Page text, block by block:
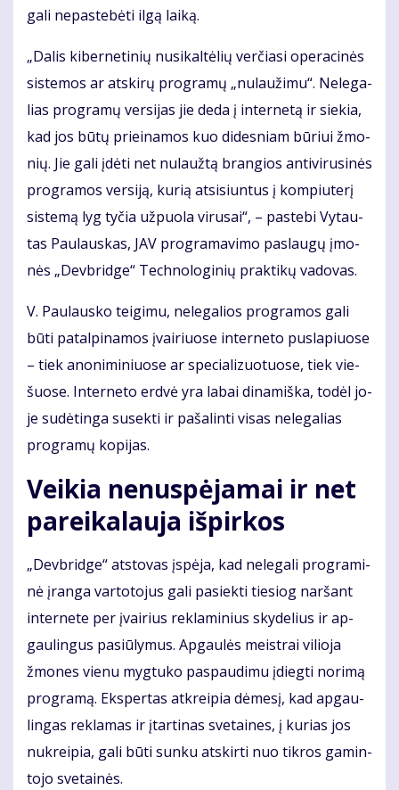
ga­li ne­pa­ste­bė­ti il­gą lai­ką.
„Da­lis ki­ber­ne­ti­nių nu­si­kal­tė­lių ver­čia­si ope­ra­ci­nės
sis­te­mos ar at­ski­rų pro­gra­mų „nu­lau­ži­mu“. Ne­le­ga­
lias pro­gra­mų ver­si­jas jie de­da į in­ter­ne­tą ir sie­kia,
kad jos bū­tų pri­ei­na­mos kuo di­des­niam bū­riui žmo­
nių. Jie ga­li įdė­ti net nu­lauž­tą bran­gios an­ti­vi­ru­si­nės
pro­gra­mos ver­si­ją, ku­rią at­si­siun­tus į kom­piu­te­rį
sis­te­mą lyg ty­čia už­puo­la vi­ru­sai“, – pa­ste­bi Vy­tau­
tas Pau­laus­kas, JAV pro­gra­ma­vi­mo pa­slau­gų įmo­
nės „Dev­brid­ge“ Tech­no­lo­gi­nių prak­ti­kų va­do­vas.
V. Pau­laus­ko tei­gi­mu, ne­le­ga­lios pro­gra­mos ga­li
bū­ti pa­tal­pi­na­mos įvai­riuo­se in­ter­ne­to pus­la­piuo­se
– tiek ano­ni­mi­niuo­se ar spe­cia­li­zuo­tuo­se, tiek vie­
šuo­se. In­ter­ne­to erd­vė yra la­bai di­na­miš­ka, to­dėl jo­
je su­dė­tin­ga su­sek­ti ir pa­ša­lin­ti vi­sas ne­le­ga­lias
pro­gra­mų ko­pi­jas.
Vei­kia ne­nu­spė­ja­mai ir net
pa­rei­ka­lau­ja iš­pir­kos
„Dev­brid­ge“ at­sto­vas įspė­ja, kad ne­le­ga­li pro­gra­mi­
nė įran­ga var­to­to­jus ga­li pa­siek­ti tie­siog nar­šant
in­ter­ne­te per įvai­rius re­kla­mi­nius sky­de­lius ir ap­
gau­lin­gus pa­siū­ly­mus. Ap­gau­lės meist­rai vi­lio­ja
žmo­nes vie­nu myg­tu­ko pa­spau­di­mu įdieg­ti no­ri­mą
pro­gra­mą. Eks­per­tas at­krei­pia dė­me­sį, kad ap­gau­
lin­gas re­kla­mas ir įtar­ti­nas sve­tai­nes, į ku­rias jos
nu­krei­pia, ga­li bū­ti sun­ku at­skir­ti nuo tik­ros ga­min­
to­jo sve­tai­nės.